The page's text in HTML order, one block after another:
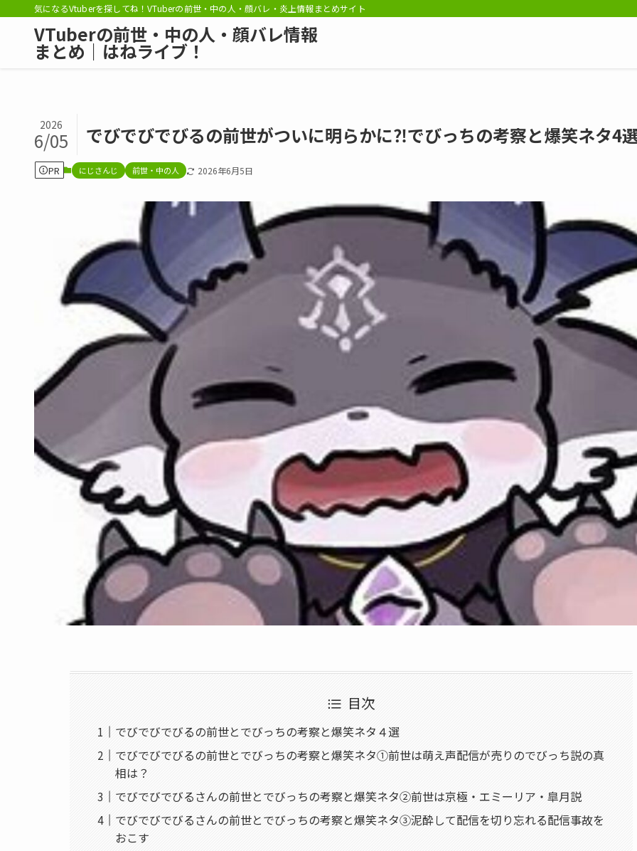
気になるVtuberを探してね！VTuberの前世・中の人・顔バレ・炎上情報まとめサイト
VTuberの前世・中の人・顔バレ情報
まとめ｜はねライブ！
でびでびでびるの前世がついに明らかに⁈でびっちの考察と爆笑ネタ4
2026
6/05
PR にじさんじ 前世・中の人 2026年6月5日
目次
でびでびでびるの前世とでびっちの考察と爆笑ネタ４選
でびでびでびるの前世とでびっちの考察と爆笑ネタ①前世は萌え声配信が売りのでびっち説の真
相は？
でびでびでびるさんの前世とでびっちの考察と爆笑ネタ②前世は京極・エミーリア・皐月説
でびでびでびるさんの前世とでびっちの考察と爆笑ネタ③泥酔して配信を切り忘れる配信事故を
おこす